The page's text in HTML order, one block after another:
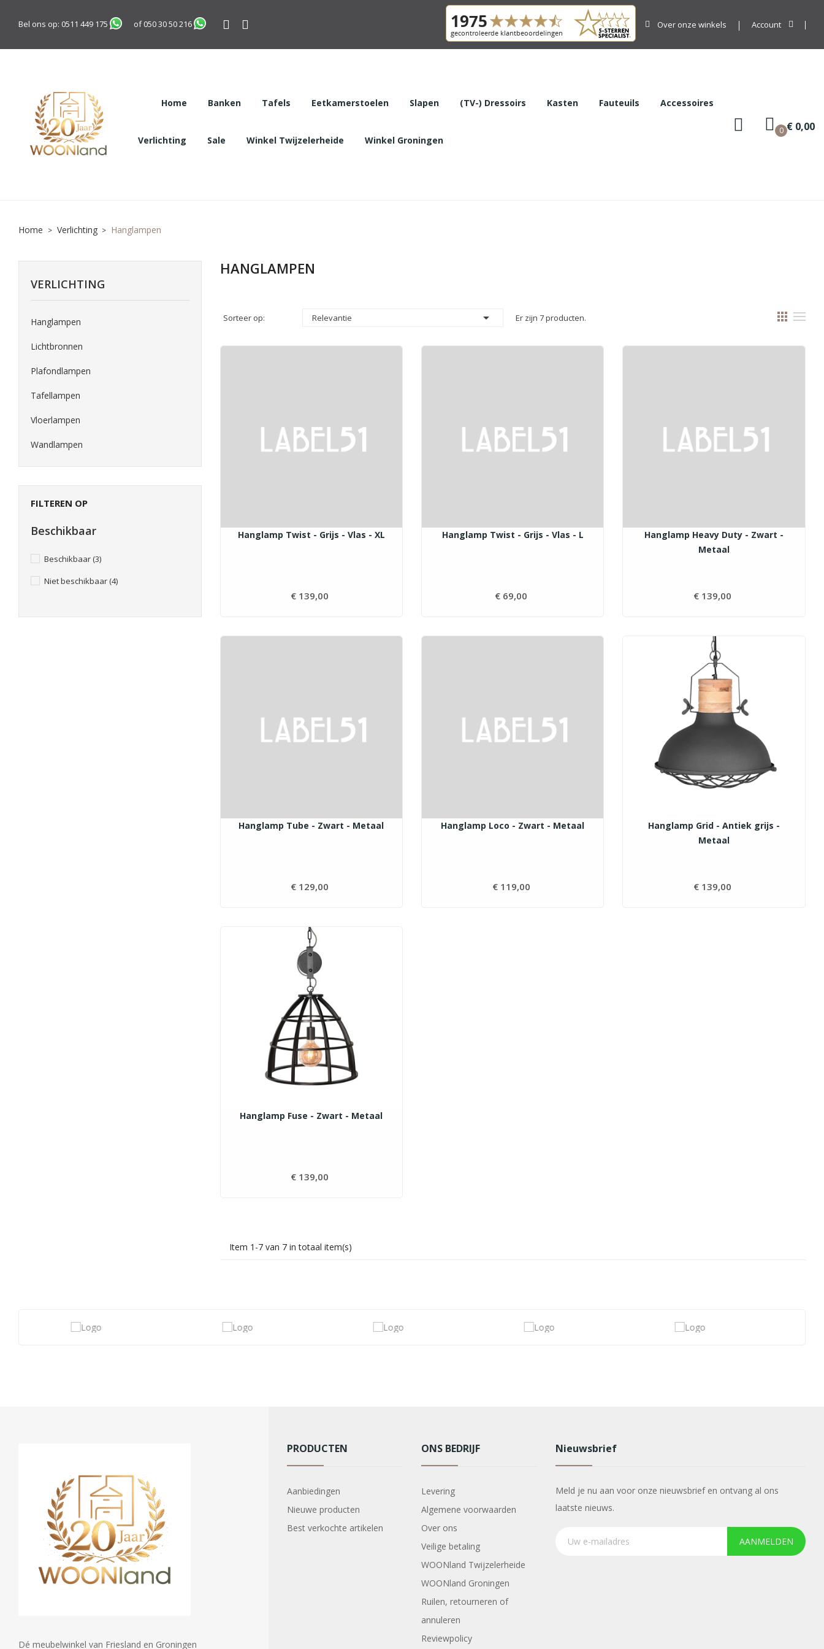
Bel ons op: 0511 449 175 of050 30 50 216 Over onze winkels Account
Home Banken Tafels Eetkamerstoelen Slapen (TV-) Dressoirs Kasten Fauteuils Accessoires
Verlichting Sale Winkel Twijzelerheide Winkel Groningen
0 € 0,00
Home Verlichting Hanglampen
VERLICHTING
Hanglampen
Lichtbronnen
Plafondlampen
Tafellampen
Vloerlampen
Wandlampen
FILTEREN OP
Beschikbaar
Beschikbaar (3)
Niet beschikbaar (4)
HANGLAMPEN
Sorteer op: Relevantie  Er zijn 7 producten.
Hanglamp Twist - Grijs - Vlas - XL
€ 139,00
Hanglamp Twist - Grijs - Vlas - L
€ 69,00
Hanglamp Heavy Duty - Zwart -
Metaal
€ 139,00
Hanglamp Tube - Zwart - Metaal
€ 129,00
Hanglamp Loco - Zwart - Metaal
€ 119,00
Hanglamp Grid - Antiek grijs -
Metaal
€ 139,00
Hanglamp Fuse - Zwart - Metaal
€ 139,00
Item 1-7 van 7 in totaal item(s)
Dé meubelwinkel van Friesland en Groningen
PRODUCTEN
Aanbiedingen
Nieuwe producten
Best verkochte artikelen
ONS BEDRIJF
Levering
Algemene voorwaarden
Over ons
Veilige betaling
WOONland Twijzelerheide
WOONland Groningen
Ruilen, retourneren of
annuleren
Reviewpolicy
Nieuwsbrief
Meld je nu aan voor onze nieuwsbrief en ontvang al ons
laatste nieuws.
AANMELDEN